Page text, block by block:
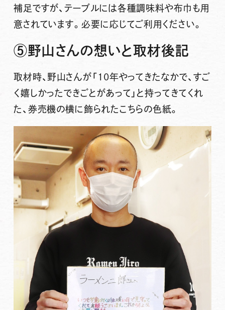
補足ですが、テーブルには各種調味料や布巾も用
意されています。必要に応じてご利用ください。
⑤野山さんの想いと取材後記
取材時、野山さんが 「10年やってきたなかで、すご
く嬉しかったできごとがあって」 と持ってきてくれ
た、券売機の横に飾られたこちらの色紙。